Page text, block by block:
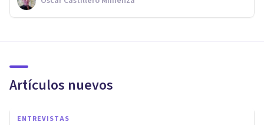
Artículos nuevos
ENTREVISTAS